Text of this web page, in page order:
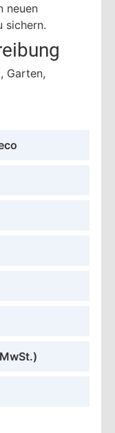
neuen
sichern.
Garten,